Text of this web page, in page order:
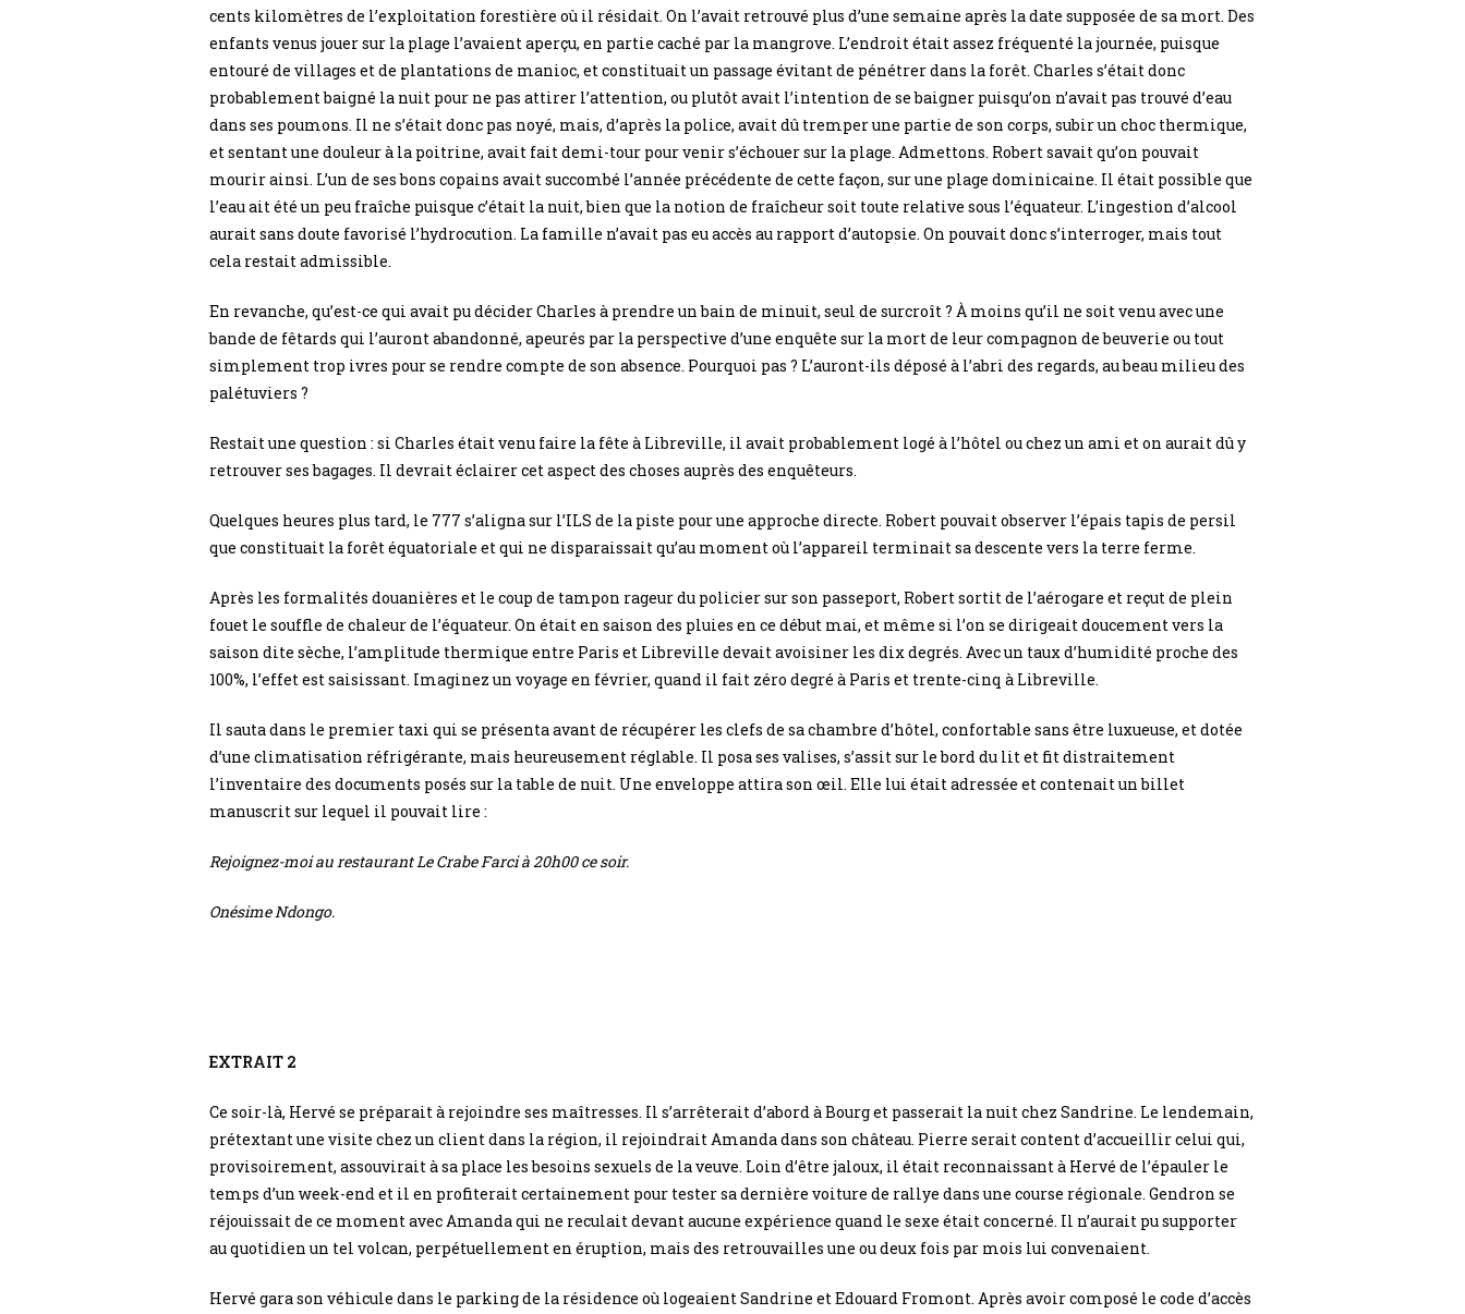
cents kilomètres de l’exploitation forestière où il résidait. On l’avait retrouvé plus d’une semaine après la date supposée de sa mort. Des
enfants venus jouer sur la plage l’avaient aperçu, en partie caché par la mangrove. L’endroit était assez fréquenté la journée, puisque
entouré de villages et de plantations de manioc, et constituait un passage évitant de pénétrer dans la forêt. Charles s’était donc
probablement baigné la nuit pour ne pas attirer l’attention, ou plutôt avait l’intention de se baigner puisqu’on n’avait pas trouvé d’eau
dans ses poumons. Il ne s’était donc pas noyé, mais, d’après la police, avait dû tremper une partie de son corps, subir un choc thermique,
et sentant une douleur à la poitrine, avait fait demi-tour pour venir s’échouer sur la plage. Admettons. Robert savait qu’on pouvait
mourir ainsi. L’un de ses bons copains avait succombé l’année précédente de cette façon, sur une plage dominicaine. Il était possible que
l’eau ait été un peu fraîche puisque c’était la nuit, bien que la notion de fraîcheur soit toute relative sous l’équateur. L’ingestion d’alcool
aurait sans doute favorisé l’hydrocution. La famille n’avait pas eu accès au rapport d’autopsie. On pouvait donc s’interroger, mais tout
cela restait admissible.
En revanche, qu’est-ce qui avait pu décider Charles à prendre un bain de minuit, seul de surcroît ? À moins qu’il ne soit venu avec une
bande de fêtards qui l’auront abandonné, apeurés par la perspective d’une enquête sur la mort de leur compagnon de beuverie ou tout
simplement trop ivres pour se rendre compte de son absence. Pourquoi pas ? L’auront-ils déposé à l’abri des regards, au beau milieu des
palétuviers ?
Restait une question : si Charles était venu faire la fête à Libreville, il avait probablement logé à l’hôtel ou chez un ami et on aurait dû y
retrouver ses bagages. Il devrait éclairer cet aspect des choses auprès des enquêteurs.
Quelques heures plus tard, le 777 s’aligna sur l’ILS de la piste pour une approche directe. Robert pouvait observer l’épais tapis de persil
que constituait la forêt équatoriale et qui ne disparaissait qu’au moment où l’appareil terminait sa descente vers la terre ferme.
Après les formalités douanières et le coup de tampon rageur du policier sur son passeport, Robert sortit de l’aérogare et reçut de plein
fouet le souffle de chaleur de l’équateur. On était en saison des pluies en ce début mai, et même si l’on se dirigeait doucement vers la
saison dite sèche, l’amplitude thermique entre Paris et Libreville devait avoisiner les dix degrés. Avec un taux d’humidité proche des
100%, l’effet est saisissant. Imaginez un voyage en février, quand il fait zéro degré à Paris et trente-cinq à Libreville.
Il sauta dans le premier taxi qui se présenta avant de récupérer les clefs de sa chambre d’hôtel, confortable sans être luxueuse, et dotée
d’une climatisation réfrigérante, mais heureusement réglable. Il posa ses valises, s’assit sur le bord du lit et fit distraitement
l’inventaire des documents posés sur la table de nuit. Une enveloppe attira son œil. Elle lui était adressée et contenait un billet
manuscrit sur lequel il pouvait lire :
Rejoignez-moi au restaurant Le Crabe Farci à 20h00 ce soir.
Onésime Ndongo.
EXTRAIT 2
Ce soir-là, Hervé se préparait à rejoindre ses maîtresses. Il s’arrêterait d’abord à Bourg et passerait la nuit chez Sandrine. Le lendemain,
prétextant une visite chez un client dans la région, il rejoindrait Amanda dans son château. Pierre serait content d’accueillir celui qui,
provisoirement, assouvirait à sa place les besoins sexuels de la veuve. Loin d’être jaloux, il était reconnaissant à Hervé de l’épauler le
temps d’un week-end et il en profiterait certainement pour tester sa dernière voiture de rallye dans une course régionale. Gendron se
réjouissait de ce moment avec Amanda qui ne reculait devant aucune expérience quand le sexe était concerné. Il n’aurait pu supporter
au quotidien un tel volcan, perpétuellement en éruption, mais des retrouvailles une ou deux fois par mois lui convenaient.
Hervé gara son véhicule dans le parking de la résidence où logeaient Sandrine et Edouard Fromont. Après avoir composé le code d’accès